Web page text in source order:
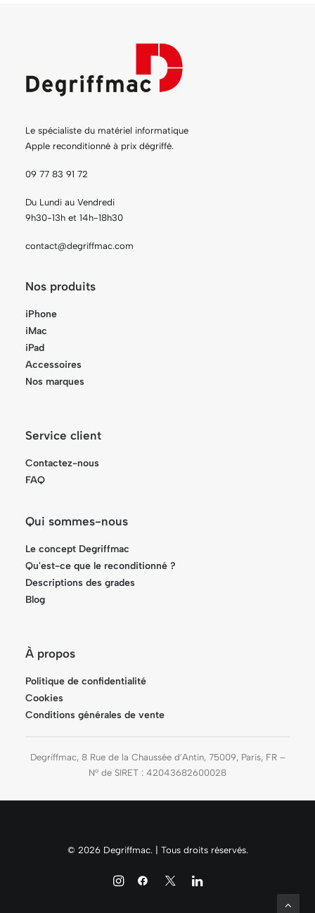
Le spécialiste du matériel informatique
Apple reconditionné à prix dégriffé.
09 77 83 91 72
Du Lundi au Vendredi
9h30-13h et 14h-18h30
contact@degriffmac.com
Nos produits
iPhone
iMac
iPad
Accessoires
Nos marques
Service client
Contactez-nous
FAQ
Qui sommes-nous
Le concept Degriffmac
Qu'est-ce que le reconditionné ?
Descriptions des grades
Blog
À propos
Politique de confidentialité
Cookies
Conditions générales de vente
Degriffmac, 8 Rue de la Chaussée d’Antin, 75009, Paris, FR –
N° de SIRET : 42043682600028
© 2026 Degriffmac. | Tous droits réservés.